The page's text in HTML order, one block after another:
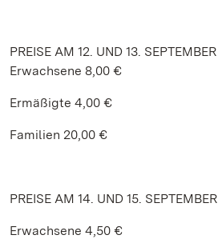
PREISE AM 12. UND 13. SEPTEMBER
Erwachsene 8,00 €
Ermäßigte 4,00 €
Familien 20,00 €
PREISE AM 14. UND 15. SEPTEMBER
Erwachsene 4,50 €